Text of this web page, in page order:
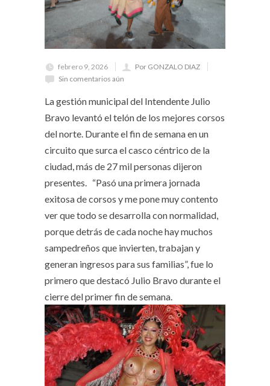
febrero 9, 2026
Por GONZALO DIAZ
Sin comentarios aún
La gestión municipal del Intendente Julio
Bravo levantó el telón de los mejores corsos
del norte. Durante el fin de semana en un
circuito que surca el casco céntrico de la
ciudad, más de 27 mil personas dijeron
presentes. “Pasó una primera jornada
exitosa de corsos y me pone muy contento
ver que todo se desarrolla con normalidad,
porque detrás de cada noche hay muchos
sampedreños que invierten, trabajan y
generan ingresos para sus familias”, fue lo
primero que destacó Julio Bravo durante el
cierre del primer fin de semana.